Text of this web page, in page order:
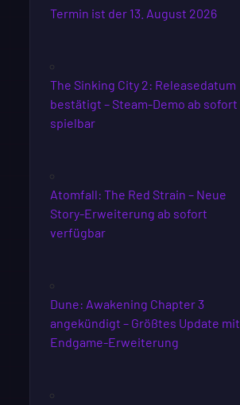
Termin ist der 13. August 2026
The Sinking City 2: Releasedatum
bestätigt – Steam-Demo ab sofort
spielbar
Atomfall: The Red Strain – Neue
Story-Erweiterung ab sofort
verfügbar
Dune: Awakening Chapter 3
angekündigt – Größtes Update mit
Endgame-Erweiterung